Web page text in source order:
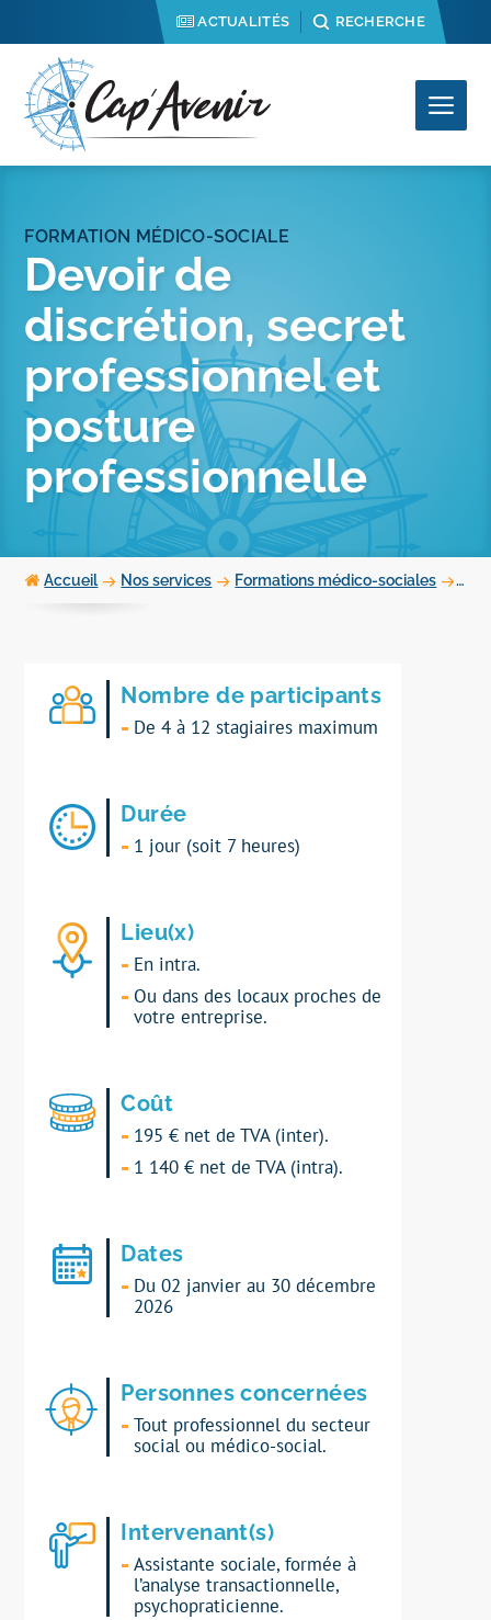
au
contenu
ACTUALITÉS RECHERCHE
FORMATION MÉDICO-SOCIALE
Devoir de
discrétion, secret
professionnel et
posture
professionnelle
Accueil Nos services Formations médico-sociales
Nombre de participants
De 4 à 12 stagiaires maximum
Durée
1 jour (soit 7 heures)
Lieu(x)
En intra.
Ou dans des locaux proches de
votre entreprise.
Coût
195 € net de TVA (inter).
1 140 € net de TVA (intra).
Dates
Du 02 janvier au 30 décembre
2026
Personnes concernées
Tout professionnel du secteur
social ou médico-social.
Intervenant(s)
Assistante sociale, formée à
l’analyse transactionnelle,
psychopraticienne.